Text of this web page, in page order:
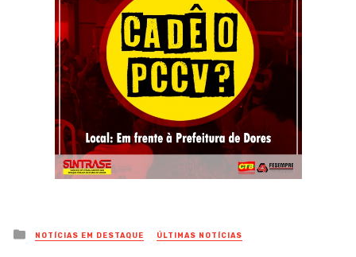
Posted
in
NOTÍCIAS EM DESTAQUE ÚLTIMAS NOTÍCIAS